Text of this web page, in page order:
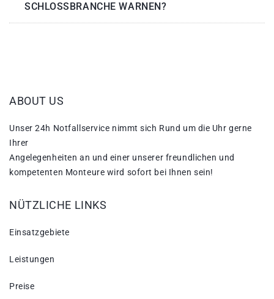
SCHLOSSBRANCHE WARNEN?
ABOUT US
Unser 24h Notfallservice nimmt sich Rund um die Uhr gerne
Ihrer
Angelegenheiten an und einer unserer freundlichen und
kompetenten Monteure wird sofort bei Ihnen sein!
NÜTZLICHE LINKS
Einsatzgebiete
Leistungen
Preise